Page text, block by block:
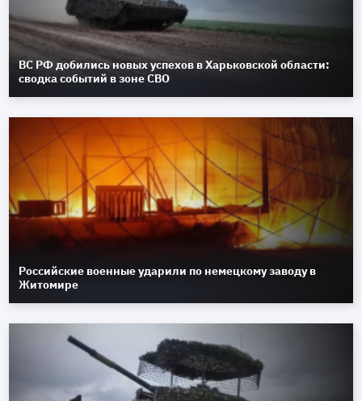
ВС РФ добились новых успехов в Харьковской области:
сводка событий в зоне СВО
Российские военные ударили по немецкому заводу в
Житомире